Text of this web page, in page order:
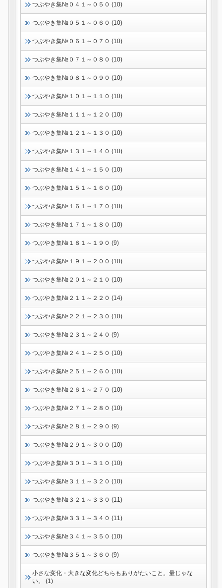
つぶやき集№０４１～０５０ (10)
つぶやき集№０５１～０６０ (10)
つぶやき集№０６１～０７０ (10)
つぶやき集№０７１～０８０ (10)
つぶやき集№０８１～０９０ (10)
つぶやき集№１０１～１１０ (10)
つぶやき集№１１１～１２０ (10)
つぶやき集№１２１～１３０ (10)
つぶやき集№１３１～１４０ (10)
つぶやき集№１４１～１５０ (10)
つぶやき集№１５１～１６０ (10)
つぶやき集№１６１～１７０ (10)
つぶやき集№１７１～１８０ (10)
つぶやき集№１８１～１９０ (9)
つぶやき集№１９１～２００ (10)
つぶやき集№２０１～２１０ (10)
つぶやき集№２１１～２２０ (14)
つぶやき集№２２１～２３０ (10)
つぶやき集№２３１～２４０ (9)
つぶやき集№２４１～２５０ (10)
つぶやき集№２５１～２６０ (10)
つぶやき集№２６１～２７０ (10)
つぶやき集№２７１～２８０ (10)
つぶやき集№２８１～２９０ (9)
つぶやき集№２９１～３００ (10)
つぶやき集№３０１～３１０ (10)
つぶやき集№３１１～３２０ (10)
つぶやき集№３２１～３３０ (11)
つぶやき集№３３１～３４０ (11)
つぶやき集№３４１～３５０ (10)
つぶやき集№３５１～３６０ (9)
小さな変化・大きな変化どちらもありがたいこと。量じゃな
い。 (1)